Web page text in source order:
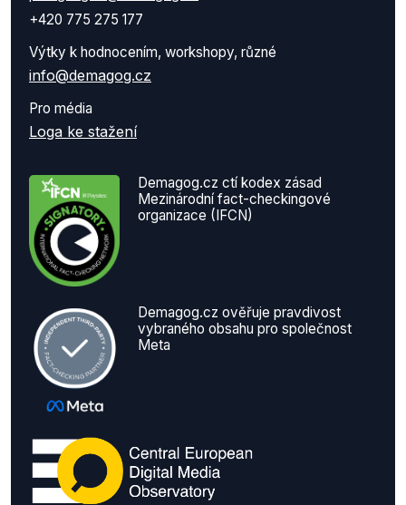
+420 775 275 177
Výtky k hodnocením, workshopy, různé
info@demagog.cz
Pro média
Loga ke stažení
Demagog.cz ctí kodex zásad
Mezinárodní fact-checkingové
organizace (IFCN)
Demagog.cz ověřuje pravdivost
vybraného obsahu pro společnost
Meta